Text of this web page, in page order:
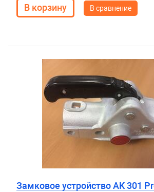
В сравнение
Замковое устройство AK 301